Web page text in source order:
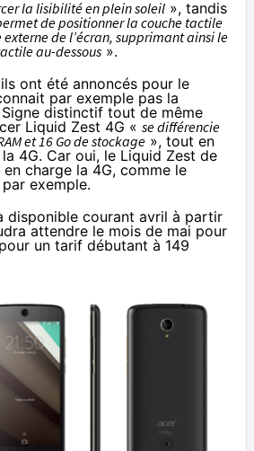
la lisibilité en plein soleil », tandis
de positionner la couche tactile
externe de l’écran, supprimant ainsi le
au-dessous ».
ont été annoncés pour le
par exemple pas la
distinctif tout de même
Liquid Zest 4G « se différencie
et 16 Go de stockage », tout en
4G. Car oui, le Liquid Zest de
charge la 4G, comme le
exemple.
disponible courant avril à partir
attendre le mois de mai pour
un tarif débutant à 149